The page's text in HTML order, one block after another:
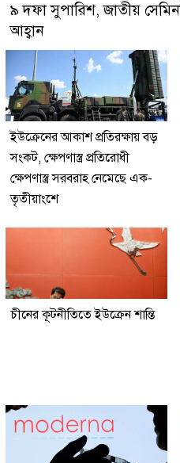
৯ দফা সুপারিশ, জাতীয়
আহ্বান
ইউক্রেনের আকাশ প্রতিরক্ষায় বড়
সংকট, ক্ষেপণাস্ত্র প্রতিরোধী
ক্ষেপণাস্ত্র সরবরাহ নেমেছে এক-
তৃতীয়াংশে
চীনের কূটনীতিতে ইউক্রেন শান্তি